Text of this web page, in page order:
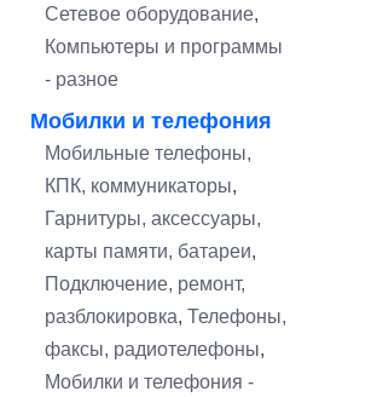
Сетевое оборудование,
Компьютеры и программы
- разное
Мобилки и телефония
Мобильные телефоны,
КПК, коммуникаторы,
Гарнитуры, аксессуары,
карты памяти, батареи,
Подключение, ремонт,
разблокировка, Телефоны,
факсы, радиотелефоны,
Мобилки и телефония -